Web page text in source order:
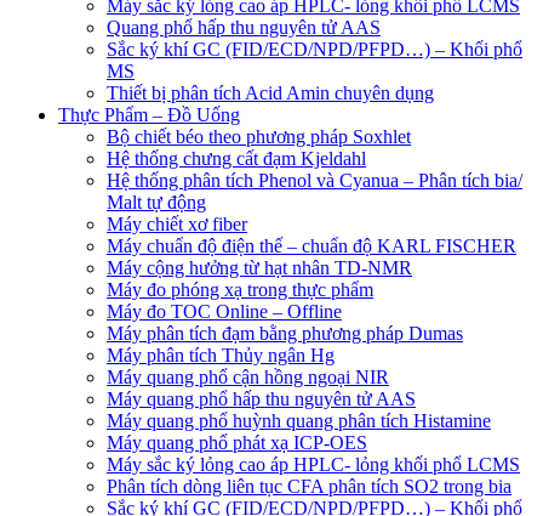
Máy sắc ký lỏng cao áp HPLC- lỏng khối phổ LCMS
Quang phổ hấp thu nguyên tử AAS
Sắc ký khí GC (FID/ECD/NPD/PFPD…) – Khối phổ
MS
Thiết bị phân tích Acid Amin chuyên dụng
Thực Phẩm – Đồ Uống
Bộ chiết béo theo phương pháp Soxhlet
Hệ thống chưng cất đạm Kjeldahl
Hệ thống phân tích Phenol và Cyanua – Phân tích bia/
Malt tự động
Máy chiết xơ fiber
Máy chuẩn độ điện thế – chuẩn độ KARL FISCHER
Máy cộng hưởng từ hạt nhân TD-NMR
Máy đo phóng xạ trong thực phẩm
Máy đo TOC Online – Offline
Máy phân tích đạm bằng phương pháp Dumas
Máy phân tích Thủy ngân Hg
Máy quang phổ cận hồng ngoại NIR
Máy quang phổ hấp thu nguyên tử AAS
Máy quang phổ huỳnh quang phân tích Histamine
Máy quang phổ phát xạ ICP-OES
Máy sắc ký lỏng cao áp HPLC- lỏng khối phổ LCMS
Phân tích dòng liên tục CFA phân tích SO2 trong bia
Sắc ký khí GC (FID/ECD/NPD/PFPD…) – Khối phổ